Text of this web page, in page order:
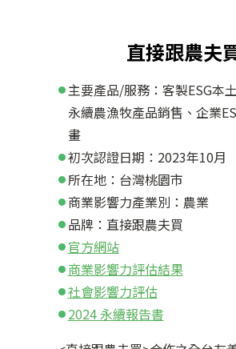
直接跟農夫
主要產品/服務：客製ESG本
永續農漁牧產品銷售、企業
畫
初次認證日期：2023年10月
所在地：台灣桃園市
商業影響力產業別：農業
品牌：直接跟農夫買
官方網站
商業影響力評估結果
社會影響力評估
2024 永續報告書